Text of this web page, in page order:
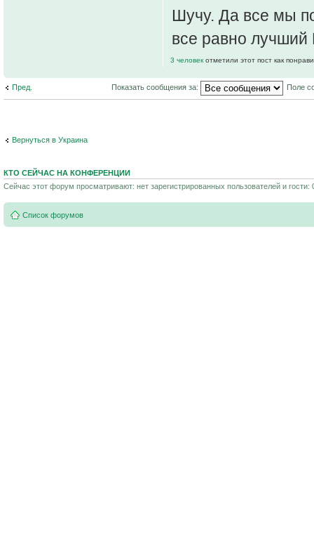
Шучу. Да все мы
все равно лучший
3 человек отметили этот пост как
Пред. Показать сообщения за: Поле
Вернуться в Украина
КТО СЕЙЧАС НА КОНФЕРЕНЦИИ
Сейчас этот форум просматривают: нет зарегистрированных пользователей и гости:
Список форумов